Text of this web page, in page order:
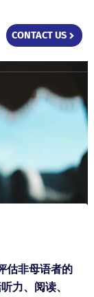
CONTACT US
估非母语者的
力、阅读、